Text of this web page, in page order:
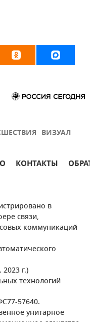
ВИЗУАЛ
КОНТАКТЫ
в
связи,
коммуникаций
г.)
технологий
57640.
унитарное